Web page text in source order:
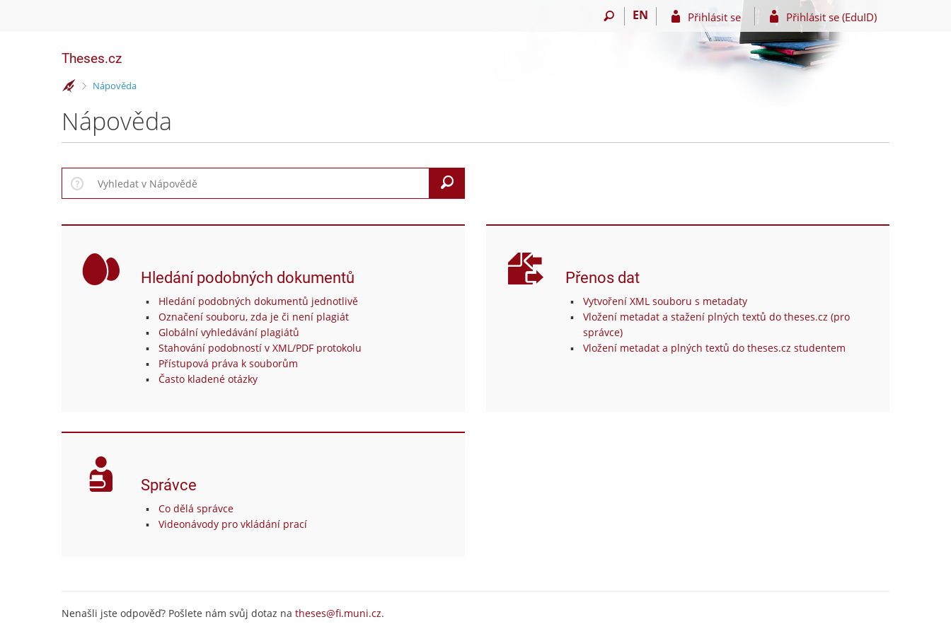
EN Přihlásit se Přihlásit se (EduID)
Theses.cz
>Nápověda
Nápověda
Hledání podobných dokumentů
Hledání podobných dokumentů jednotlivě
Označení souboru, zda je či není plagiát
Globální vyhledávání plagiátů
Stahování podobností v XML/PDF protokolu
Přístupová práva k souborům
Často kladené otázky
Přenos dat
Vytvoření XML souboru s metadaty
Vložení metadat a stažení plných textů do theses.cz (pro
správce)
Vložení metadat a plných textů do theses.cz studentem
Správce
Co dělá správce
Videonávody pro vkládání prací
Nenašli jste odpověď? Pošlete nám svůj dotaz na theses@fi.muni.cz.